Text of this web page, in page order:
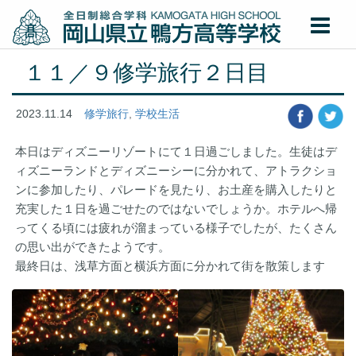
１１／９修学旅行２日目
2023.11.14 修学旅行 学校生活
本日はディズニーリゾートにて１日過ごしました。生徒はデ
ィズニーランドとディズニーシーに分かれて、アトラクショ
ンに参加したり、パレードを見たり、お土産を購入したりと
充実した１日を過ごせたのではないでしょうか。ホテルへ帰
ってくる頃には疲れが溜まっている様子でしたが、たくさん
の思い出ができたようです。
最終日は、浅草方面と横浜方面に分かれて街を散策します